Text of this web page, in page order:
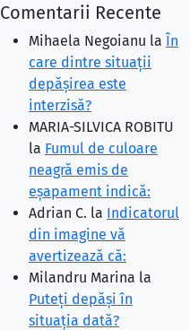
Comentarii Recente
Mihaela Negoianu la În
care dintre situaţii
depăşirea este
interzisă?
MARIA-SILVICA ROBITU
la Fumul de culoare
neagră emis de
eşapament indică:
Adrian C. la Indicatorul
din imagine vă
avertizează că:
Milandru Marina la
Puteţi depăşi în
situaţia dată?